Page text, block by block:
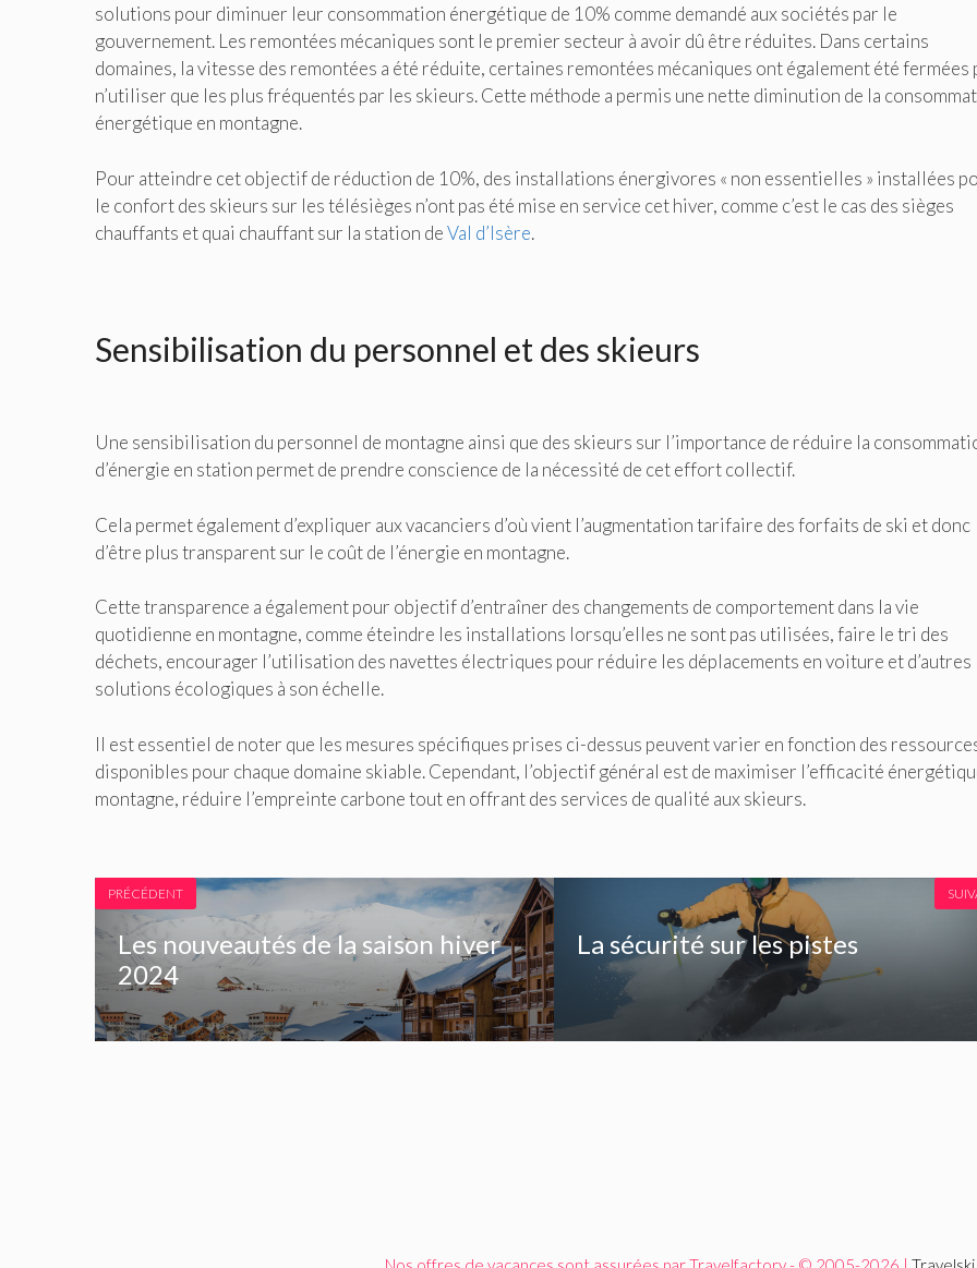
solutions pour diminuer leur consommation énergétique de 10% comme demandé aux sociétés par le
gouvernement. Les remontées mécaniques sont le premier secteur à avoir dû être réduites. Dans certains
domaines, la vitesse des remontées a été réduite, certaines remontées mécaniques ont également été fermées
n’utiliser que les plus fréquentés par les skieurs. Cette méthode a permis une nette diminution de la
énergétique en montagne.
Pour atteindre cet objectif de réduction de 10%, des installations énergivores « non essentielles » installées
le confort des skieurs sur les télésièges n’ont pas été mise en service cet hiver, comme c’est le cas des sièges
chauffants et quai chauffant sur la station deVal d’Isère.
Sensibilisation du personnel et des skieurs
Une sensibilisation du personnel de montagne ainsi que des skieurs sur l’importance de réduire la
d’énergie en station permet de prendre conscience de la nécessité de cet effort collectif.
Cela permet également d’expliquer aux vacanciers d’où vient l’augmentation tarifaire des forfaits de ski et donc
d’être plus transparent sur le coût de l’énergie en montagne.
Cette transparence a également pour objectif d’entraîner des changements de comportement dans la vie
quotidienne en montagne, comme éteindre les installations lorsqu’elles ne sont pas utilisées, faire le tri des
déchets, encourager l’utilisation des navettes électriques pour réduire les déplacements en voiture et d’autres
solutions écologiques à son échelle.
Il est essentiel de noter que les mesures spécifiques prises ci-dessus peuvent varier en fonction des
disponibles pour chaque domaine skiable. Cependant, l’objectif général est de maximiser l’efficacité
montagne, réduire l’empreinte carbone tout en offrant des services de qualité aux skieurs.
PRÉCÉDENT
Les nouveautés de la saison hiver
2024
La sécurité sur les pistes